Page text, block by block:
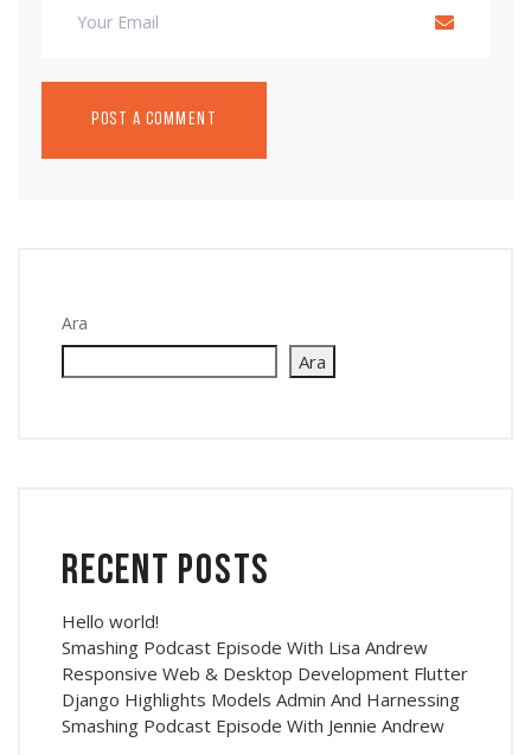
Ara
Ara
Recent Posts
Hello world!
Smashing Podcast Episode With Lisa Andrew
Responsive Web & Desktop Development Flutter
Django Highlights Models Admin And Harnessing
Smashing Podcast Episode With Jennie Andrew